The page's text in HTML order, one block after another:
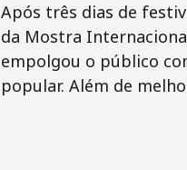
Após três dias de
da Mostra
empolgou o público
popular. Além de